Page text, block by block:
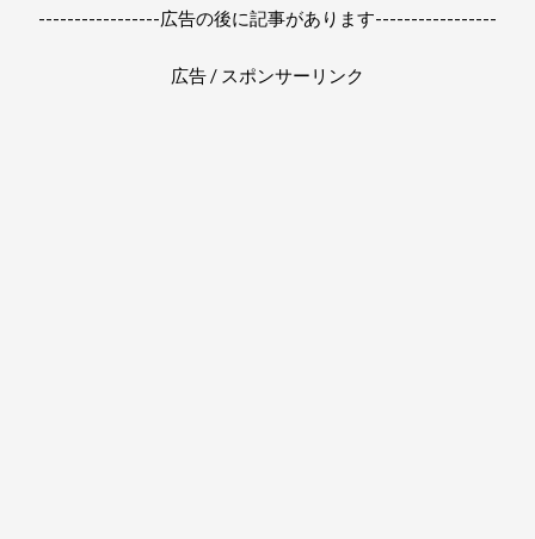
-----------------広告の後に記事があります-----------------
広告 / スポンサーリンク